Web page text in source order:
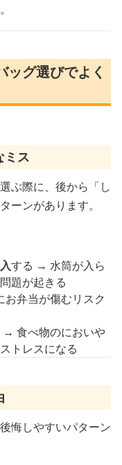
ッグ選びでよく
ミス
ぶ際に、後から「し
ーンがあります。
する → 水筒が入ら
題が起きる
弁当が傷むリスク
→ 食べ物のにおいや
トレスになる
悔しやすいパターン